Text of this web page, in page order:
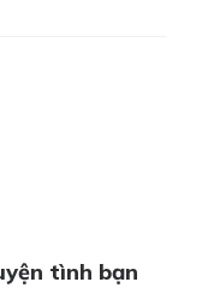
tình bạn